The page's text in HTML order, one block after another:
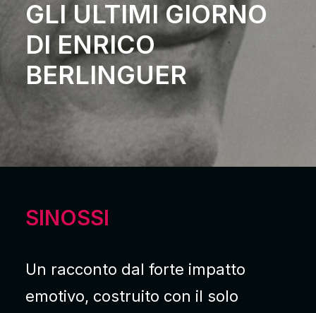
GLI ULTIMI GIORNO
DI ENRICO
BERLINGUER
SINOSSI
Un racconto dal forte impatto
emotivo, costruito con il solo